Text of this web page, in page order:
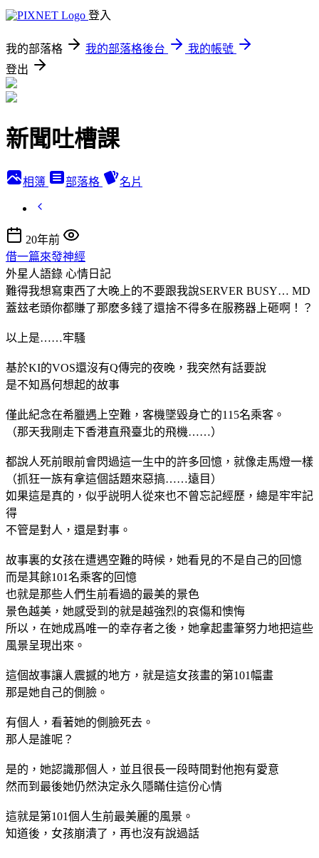
登入
我的部落格 我的部落格後台
我的帳號
登出
新聞吐槽課
相簿 部落格 名片
20年前
借一篇來發神經
外星人語錄 心情日記
難得我想寫東西了大晚上的不要跟我說SERVER BUSY… MD
蓋玆老頭你都賺了那麽多錢了還捨不得多在服務器上砸啊！？
以上是……牢騷
基於KI的VOS還沒有Q傳完的夜晚，我突然有話要說
是不知爲何想起的故事
僅此紀念在希臘遇上空難，客機墜毀身亡的115名乘客。
（那天我剛走下香港直飛臺北的飛機……）
都說人死前眼前會閃過這一生中的許多回憶，就像走馬燈一樣
（抓狂一族有拿這個話題來惡搞……遠目）
如果這是真的，似乎説明人從來也不曾忘記經歷，總是牢牢記
得
不管是對人，還是對事。
故事裏的女孩在遭遇空難的時候，她看見的不是自己的回憶
而是其餘101名乘客的回憶
也就是那些人們生前看過的最美的景色
景色越美，她感受到的就是越強烈的哀傷和懊悔
所以，在她成爲唯一的幸存者之後，她拿起畫筆努力地把這些
風景呈現出來。
這個故事讓人震撼的地方，就是這女孩畫的第101幅畫
那是她自己的側臉。
有個人，看著她的側臉死去。
那人是誰呢？
是的，她認識那個人，並且很長一段時間對他抱有愛意
然而到最後她仍然決定永久隱瞞住這份心情
這就是第101個人生前最美麗的風景。
知道後，女孩崩潰了，再也沒有說過話